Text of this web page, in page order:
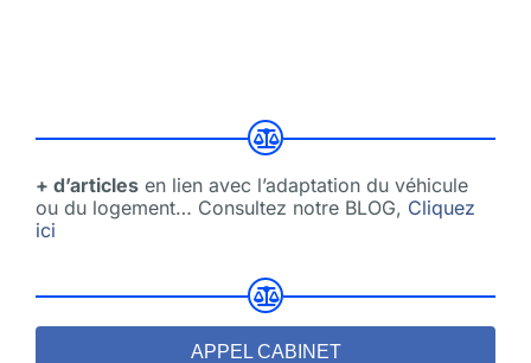
+ d’articles en lien avec l’adaptation du véhicule
ou du logement… Consultez notre BLOG, Cliquez
ici
APPEL CABINET